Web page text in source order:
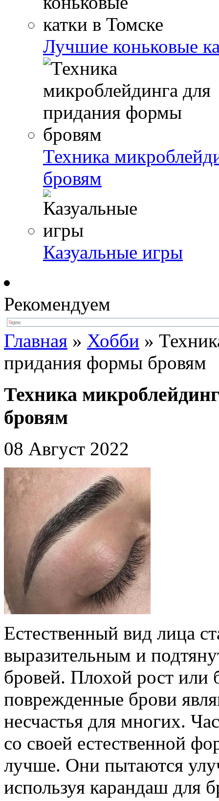
Лучшие коньковые
Техника
бровям
Казуальные игры
Рекомендуем
Главная » Хобби »
придания формы бровям
Техника
бровям
08 Август 2022
Естественный вид лица
выразительным и
бровей. Плохой рост
поврежденные брови
несчастья для многих.
со своей естественной
лучше. Они пытаются
используя карандаш для